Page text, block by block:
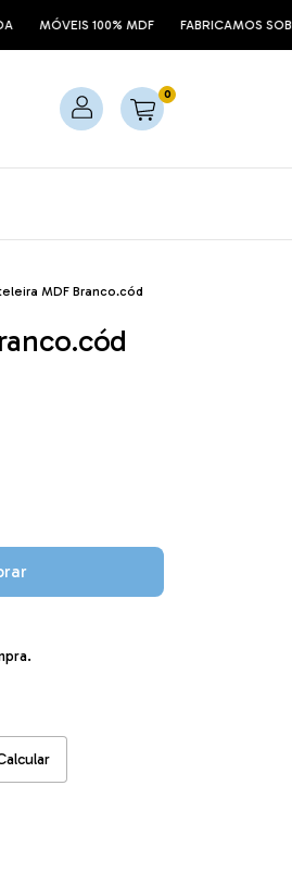
100% MDF FABRICAMOS SOB MEDIDA
0
MDF Branco.cód